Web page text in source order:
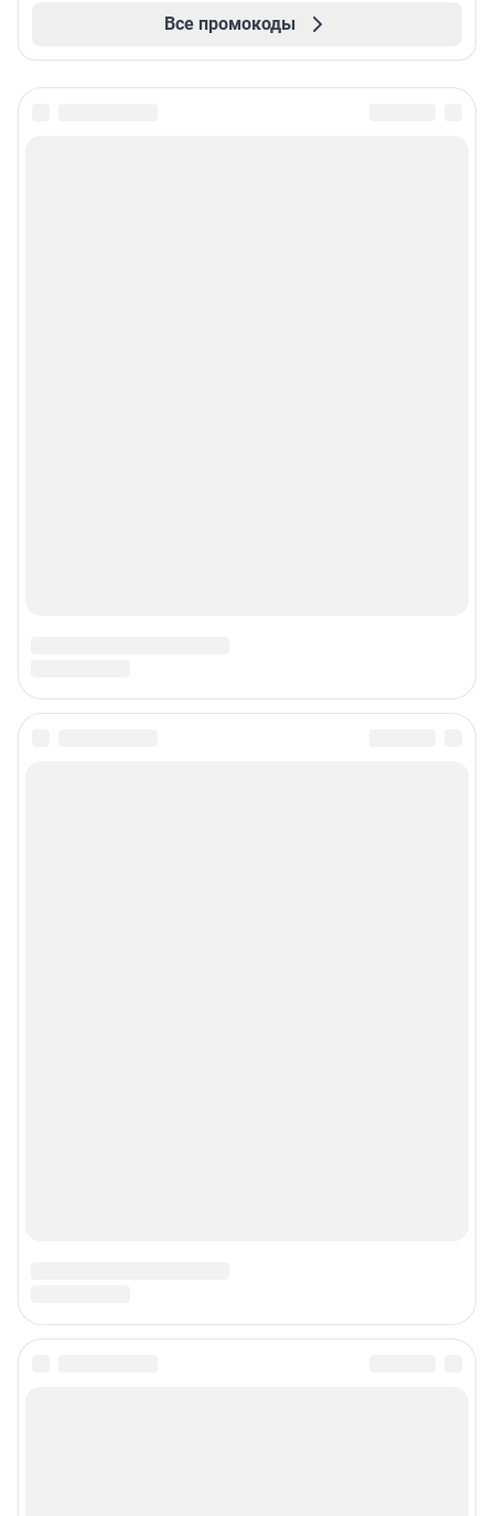
Все промокоды